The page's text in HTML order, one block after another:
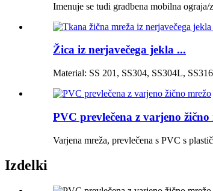
Imenuje se tudi gradbena mobilna
Žica iz nerjavečega jekla ...
Material: SS 201, SS304, SS304L,
PVC prevlečena z varjeno žično
Varjena mreža, prevlečena s PVC s
Izdelki